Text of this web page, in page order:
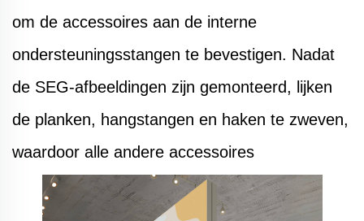
om de accessoires aan de interne
ondersteuningsstangen te bevestigen. Nadat
de SEG-afbeeldingen zijn gemonteerd, lijken
de planken, hangstangen en haken te zweven,
waardoor alle andere accessoires